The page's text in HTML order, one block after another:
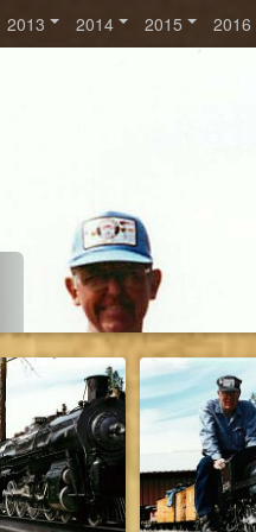
2013 2014 2015 2016